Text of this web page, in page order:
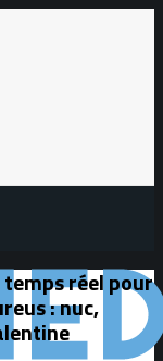
temps réel pour
: nuc,